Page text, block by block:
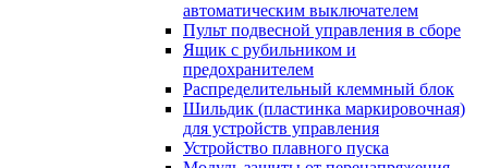
автоматическим выключателем
Пульт подвесной управления в сборе
Ящик с рубильником и
предохранителем
Распределительный клеммный блок
Шильдик (пластинка маркировочная)
для устройств управления
Устройство плавного пуска